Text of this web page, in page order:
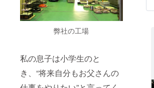
弊社の工場
私の息子は小学生のと
き、“将来自分もお父さんの